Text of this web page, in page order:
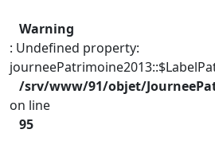
Warning
: Undefined property:
/srv/www/91/objet/
on line
95